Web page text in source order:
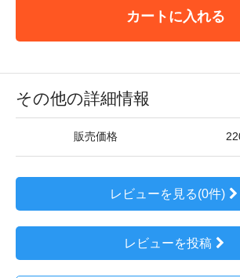
カートに入れる
その他の詳細情報
販売価格
レビューを見る(0件)
レビューを投稿